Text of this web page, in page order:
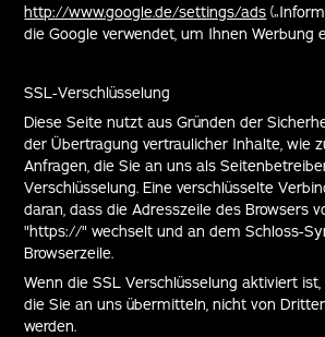
http://www.google.de/settings/ads
die Google verwendet, um Ihnen Werbung
SSL-Verschlüsselung
Diese Seite nutzt aus Gründen der
der Übertragung vertraulicher Inhalte, wie
Anfragen, die Sie an uns als
Verschlüsselung. Eine verschlüsselte
daran, dass die Adresszeile des Browsers
"https://" wechselt und an dem Schloss-
Browserzeile.
Wenn die SSL Verschlüsselung aktiviert
die Sie an uns übermitteln, nicht von
werden.